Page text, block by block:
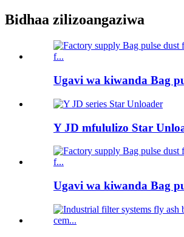
Bidhaa zilizoangaziwa
Ugavi wa kiwanda Bag
Y JD mfululizo Star
Ugavi wa kiwanda Bag